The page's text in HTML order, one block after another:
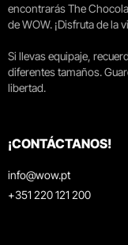
encontrarás The
de WOW. ¡Disfruta de la
Si llevas equipaje,
diferentes tamaños.
libertad.
¡CONTÁCTANOS!
info@wow.pt
+351 220 121 200